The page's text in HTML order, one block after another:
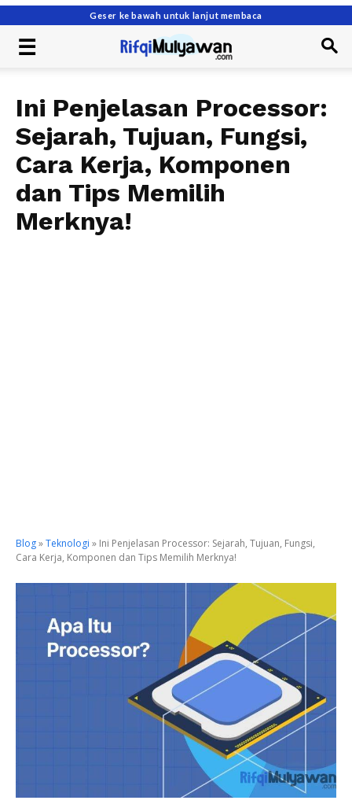
Geser ke bawah untuk lanjut membaca
Ini Penjelasan Processor:
Sejarah, Tujuan, Fungsi,
Cara Kerja, Komponen
dan Tips Memilih
Merknya!
Blog»Teknologi » Ini Penjelasan Processor: Sejarah, Tujuan, Fungsi,
Cara Kerja, Komponen dan Tips Memilih Merknya!